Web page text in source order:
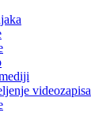
videozapisa